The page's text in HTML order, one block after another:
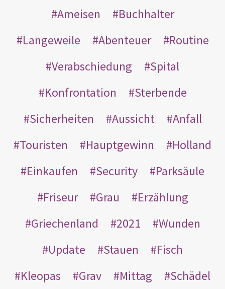
Ameisen
Buchhalter
Langeweile
Abenteuer
Routine
Verabschiedung
Spital
Konfrontation
Sterbende
Sicherheiten
Aussicht
Anfall
Touristen
Hauptgewinn
Holland
Einkaufen
Security
Parksäule
Friseur
Grau
Erzählung
Griechenland
2021
Wunden
Update
Stauen
Fisch
Kleopas
Grav Mittag Schädel